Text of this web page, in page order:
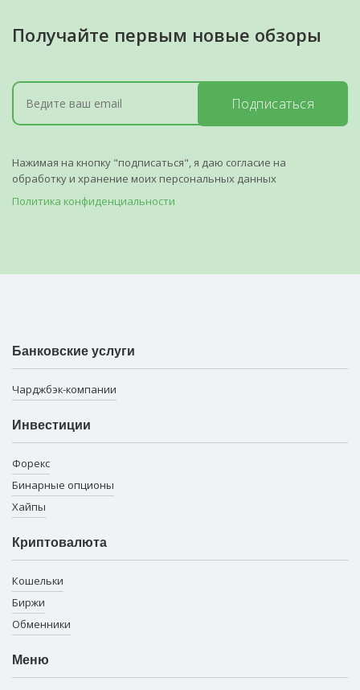
Получайте первым новые обзоры
Подписаться
Нажимая на кнопку "подписаться", я даю согласие на
обработку и хранение моих персональных данных
Политика конфиденциальности
Банковские услуги
Чарджбэк-компании
Инвестиции
Форекс
Бинарные опционы
Хайпы
Криптовалюта
Кошельки
Биржи
Обменники
Меню